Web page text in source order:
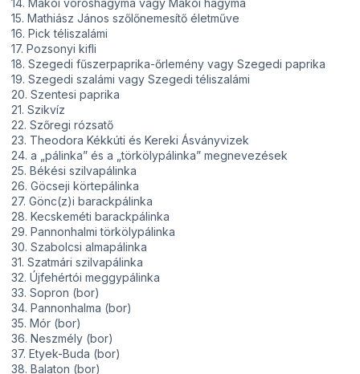
15. Mathiász János szőlőnemesítő életműve
16. Pick téliszalámi
17. Pozsonyi kifli
18. Szegedi fűszerpaprika-őrlemény vagy Szegedi paprika
19. Szegedi szalámi vagy Szegedi téliszalámi
20. Szentesi paprika
21. Szikvíz
22. Szőregi rózsatő
23. Theodora Kékkúti és Kereki Ásványvizek
24. a „pálinka” és a „törkölypálinka” megnevezések
25. Békési szilvapálinka
26. Göcseji körtepálinka
27. Gönc(z)i barackpálinka
28. Kecskeméti barackpálinka
29. Pannonhalmi törkölypálinka
30. Szabolcsi almapálinka
31. Szatmári szilvapálinka
32. Újfehértói meggypálinka
33. Sopron (bor)
34. Pannonhalma (bor)
35. Mór (bor)
36. Neszmély (bor)
37. Etyek-Buda (bor)
38. Balaton (bor)